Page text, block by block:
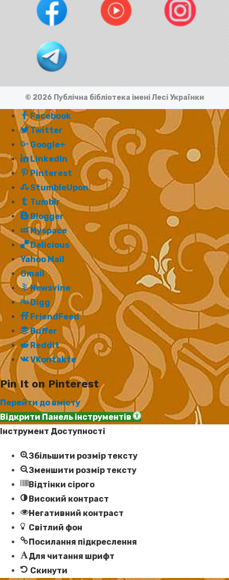
© 2026 Публічна бібліотека імені Лесі Українки
Facebook
Twitter
Google+
LinkedIn
Pinterest
StumbleUpon
Tumblr
Blogger
Myspace
Delicious
Yahoo Mail
Gmail
Newsvine
Digg
FriendFeed
Buffer
Reddit
VKontakte
Pin It on Pinterest
Перейти до вмісту
Відкрити Панель інструментів
Інструмент Доступності
Збільшити розмір тексту
Зменшити розмір тексту
Відтінки сірого
Високий контраст
Негативний контраст
Світлий фон
Посилання підкреслення
Для читання шрифт
Скинути